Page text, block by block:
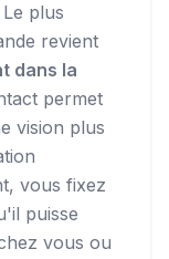
plus
revient
dans la
permet
vision plus
vous fixez
puisse
vous ou